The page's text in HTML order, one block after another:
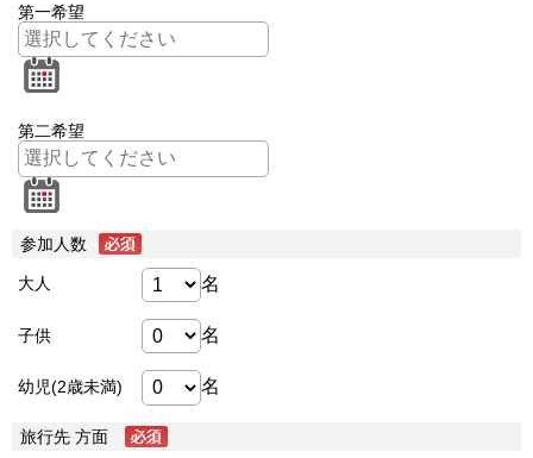
第一希望
第二希望
参加人数
大人 名
子供 名
幼児(2歳未満) 名
旅行先 方面